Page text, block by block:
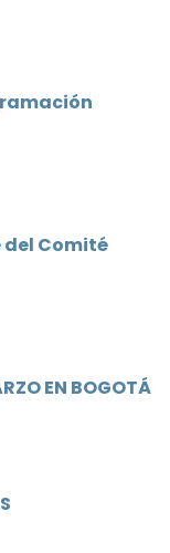
Comité
EN BOGOTÁ